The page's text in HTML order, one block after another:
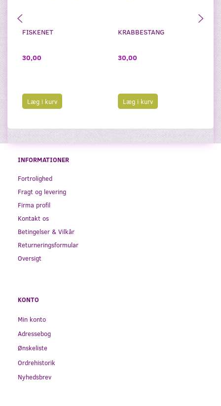
FISKENET
30,00
Læg i kurv
KRABBESTANG
30,00
Læg i kurv
INFORMATIONER
Fortrolighed
Fragt og levering
Firma profil
Kontakt os
Betingelser & Vilkår
Returneringsformular
Oversigt
KONTO
Min konto
Adressebog
Ønskeliste
Ordrehistorik
Nyhedsbrev